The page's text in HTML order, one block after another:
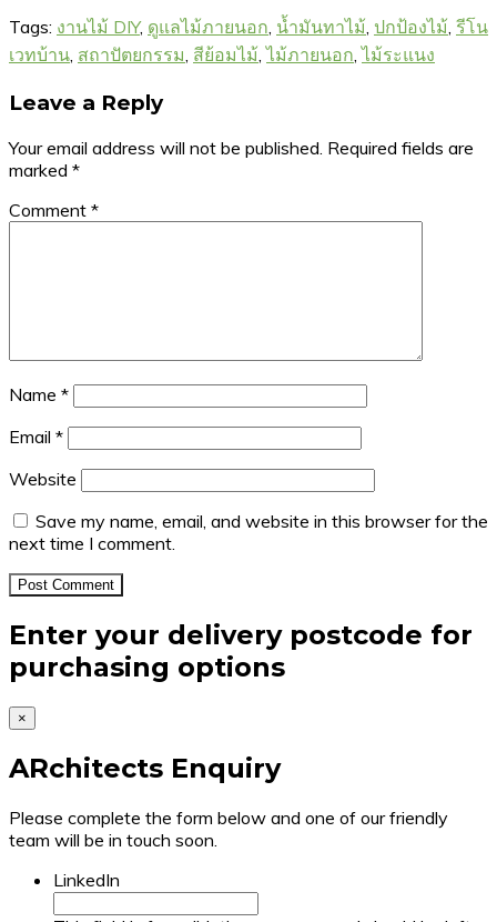
Tags: งานไม้ DIY, ดูแลไม้ภายนอก, น้ำมันทาไม้, ปกป้องไม้, รีโน
เวทบ้าน, สถาปัตยกรรม, สีย้อมไม้,ไม้ภายนอก,ไม้ระแนง
Leave a Reply
Your email address will not be published. Required fields are
marked *
Comment *
Name *
Email *
Website
Save my name, email, and website in this browser for the
next time I comment.
Enter your delivery postcode for
purchasing options
×
ARchitects Enquiry
Please complete the form below and one of our friendly
team will be in touch soon.
LinkedIn